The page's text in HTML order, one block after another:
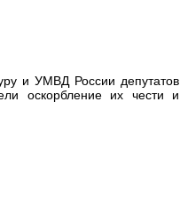
и УМВД России депутатов
оскорбление их чести и